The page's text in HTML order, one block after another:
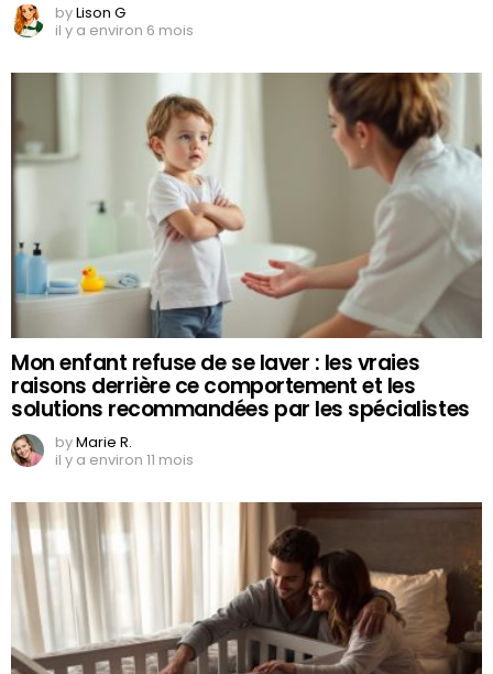
byLison G
il y a environ 6 mois
Mon enfant refuse de se laver : les vraies
raisons derrière ce comportement et les
solutions recommandées par les spécialistes
byMarie R.
il y a environ 11 mois